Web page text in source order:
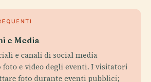
e Media
e canali di social media
e video degli eventi. I visitatori
foto durante eventi pubblici;